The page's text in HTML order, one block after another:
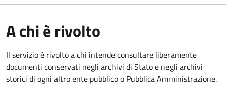
A chi è rivolto
Il servizio è rivolto a chi intende consultare liberamente
documenti conservati negli archivi di Stato e negli archivi
storici di ogni altro ente pubblico o Pubblica Amministrazione.